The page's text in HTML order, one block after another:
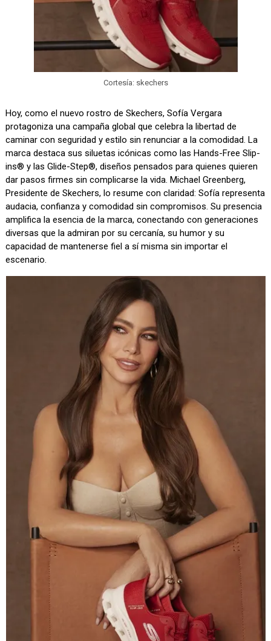
Cortesía: skechers
Hoy, como el nuevo rostro de Skechers, Sofía Vergara
protagoniza una campaña global que celebra la libertad de
caminar con seguridad y estilo sin renunciar a la comodidad. La
marca destaca sus siluetas icónicas como las Hands-Free Slip-
ins® y las Glide-Step®, diseños pensados para quienes quieren
dar pasos firmes sin complicarse la vida. Michael Greenberg,
Presidente de Skechers, lo resume con claridad: Sofía representa
audacia, confianza y comodidad sin compromisos. Su presencia
amplifica la esencia de la marca, conectando con generaciones
diversas que la admiran por su cercanía, su humor y su
capacidad de mantenerse fiel a sí misma sin importar el
escenario.